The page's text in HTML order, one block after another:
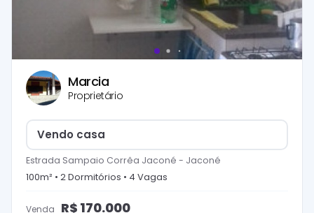
Marcia
Proprietário
Vendo casa
Estrada Sampaio Corrêa Jaconé - Jaconé
100m² • 2Dormitórios • 4 Vagas
Venda R$ 170.000